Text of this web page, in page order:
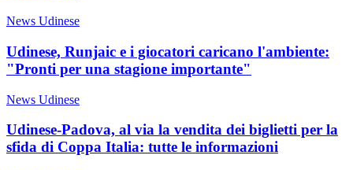
News Udinese
Udinese, Runjaic e i giocatori caricano l'ambiente:
"Pronti per una stagione importante"
News Udinese
Udinese-Padova, al via la vendita dei biglietti per la
sfida di Coppa Italia: tutte le informazioni